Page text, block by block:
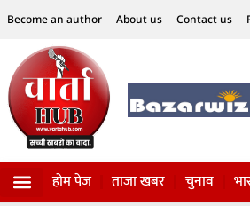
Become an author About us Contact us
होम पेज ताजा खबर चुनाव